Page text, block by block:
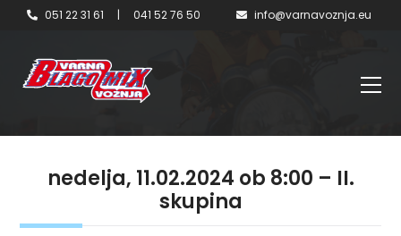
051 22 31 61 | 041 52 76 50 info@varnavoznja.eu
nedelja, 11.02.2024 ob 8:00 – II.
skupina